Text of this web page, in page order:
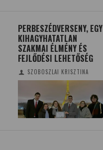
PERBESZÉDVERSENY, EGY
KIHAGYHATATLAN
SZAKMAI ÉLMÉNY ÉS
FEJLŐDÉSI LEHETŐSÉG
SZOBOSZLAI KRISZTINA